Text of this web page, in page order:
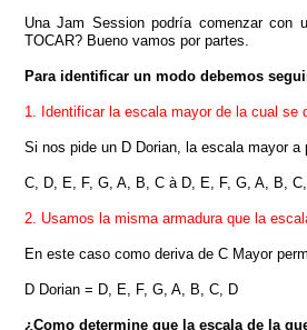
Una Jam Session podría comenzar con
TOCAR? Bueno vamos por partes.
Para identificar un modo debemos
1. Identificar la escala mayor de la cual se
Si nos pide un D Dorian, la escala mayor
C, D, E, F, G, A, B, C à D, E, F, G, A, B,
2. Usamos la misma armadura que la
En este caso como deriva de C Mayor
D Dorian = D, E, F, G, A, B, C, D
¿Como determine que la escala de la